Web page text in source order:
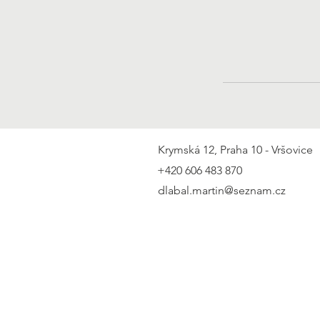
Krymská 12, Praha 10 - Vršovice
+420 606 483 870
dlabal.martin@seznam.cz